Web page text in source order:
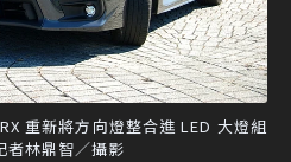
重新將方向燈整合進 LED 大燈組
者林鼎智／攝影